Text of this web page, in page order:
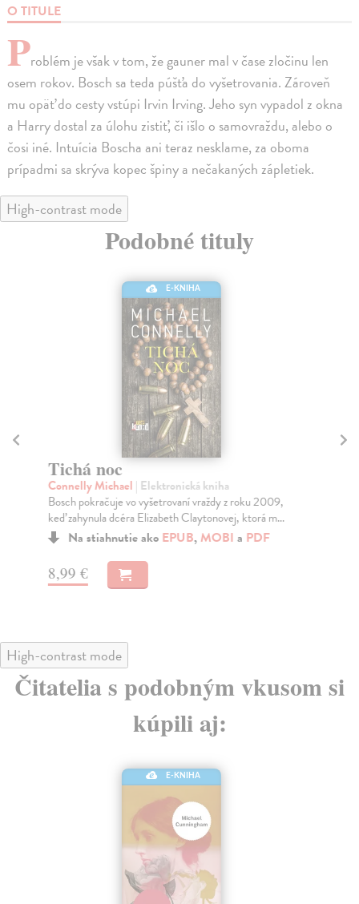
O TITULE
Problém je však v tom, že gauner mal v čase zločinu len
osem rokov. Bosch sa teda púšťa do vyšetrovania. Zároveň
mu opäť do cesty vstúpi Irvin Irving. Jeho syn vypadol z okna
a Harry dostal za úlohu zistiť, či išlo o samovraždu, alebo o
čosi iné. Intuícia Boscha ani teraz nesklame, za oboma
prípadmi sa skrýva kopec špiny a nečakaných zápletiek.
High-contrast mode
Podobné tituly
E-KNIHA
Tichá noc
Connelly Michael | Elektronická kniha
Bosch pokračuje vo vyšetrovaní vraždy z roku 2009,
keď zahynula dcéra Elizabeth Claytonovej, ktorá m...
Na stiahnutie ako EPUB,MOBI a PDF
8,99 €
High-contrast mode
Čitatelia s podobným vkusom si
kúpili aj:
E-KNIHA